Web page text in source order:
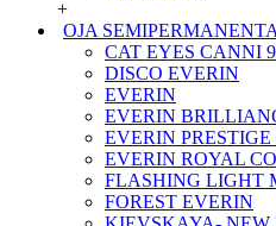
+
OJA SEMIPERMANENTA
CAT EYES CANNI
DISCO EVERIN
EVERIN
EVERIN
EVERIN
EVERIN ROYAL
FLASHING LIGHT
FOREST EVERIN